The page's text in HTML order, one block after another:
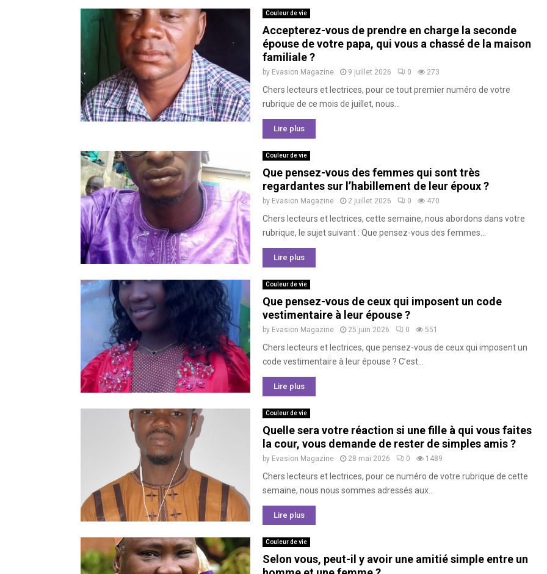
Couleur de vie
Accepterez-vous de prendre en charge la seconde
épouse de votre papa, qui vous a chassé de la maison
familiale ?
by Evasion Magazine 9 juillet 2026 0 273
Chers lecteurs et lectrices, pour ce tout premier numéro de votre
rubrique de ce mois de juillet, nous...
Lire plus
Couleur de vie
Que pensez-vous des femmes qui sont très
regardantes sur l’habillement de leur époux ?
by Evasion Magazine 2 juillet 2026 0 470
Chers lecteurs et lectrices, cette semaine, nous abordons dans votre
rubrique, le sujet suivant : Que pensez-vous des femmes...
Lire plus
Couleur de vie
Que pensez-vous de ceux qui imposent un code
vestimentaire à leur épouse ?
by Evasion Magazine 25 juin 2026 0 551
Chers lecteurs et lectrices, que pensez-vous de ceux qui imposent un
code vestimentaire à leur épouse ? C’est...
Lire plus
Couleur de vie
Quelle sera votre réaction si une fille à qui vous faites
la cour, vous demande de rester de simples amis ?
by Evasion Magazine 28 mai 2026 0 1489
Chers lecteurs et lectrices, pour ce numéro de votre rubrique de cette
semaine, nous nous sommes adressés aux...
Lire plus
Couleur de vie
Selon vous, peut-il y avoir une amitié simple entre un